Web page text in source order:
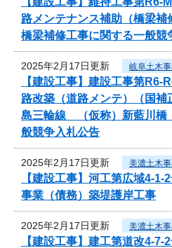
路メンテナンス補助（橋梁
橋梁補修工事に関する一般競
2025年2月17日更新 岐阜土木
【建設工事】建設工事第
路改築（道路メンテ）（国補
島三輪線 （仮称）新藍川
般競争入札公告
2025年2月17日更新 美濃土木
【建設工事】河工第広域4-
事業（債務）築堤護岸工事
2025年2月17日更新 美濃土木
【建設工事】建工第道改4-